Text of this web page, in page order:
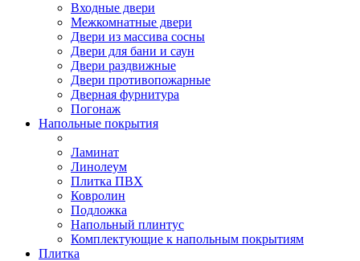
Входные двери
Межкомнатные двери
Двери из массива сосны
Двери для бани и саун
Двери раздвижные
Двери противопожарные
Дверная фурнитура
Погонаж
Напольные покрытия
Ламинат
Линолеум
Плитка ПВХ
Ковролин
Подложка
Напольный плинтус
Комплектующие к напольным покрытиям
Плитка